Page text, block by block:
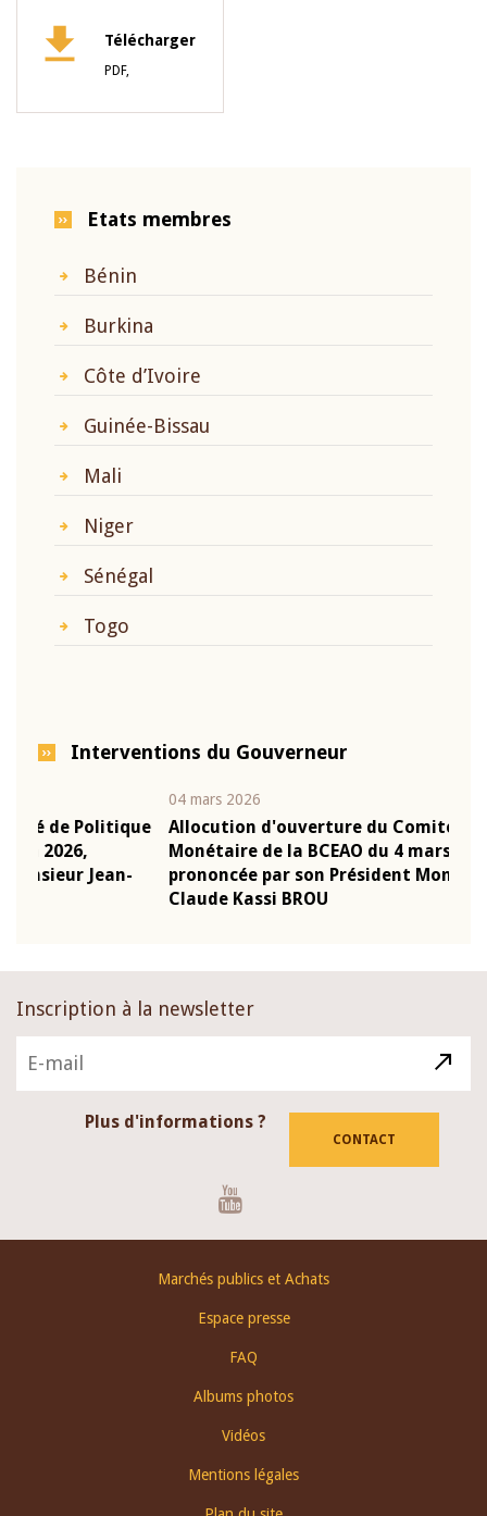
Télécharger
PDF,
Etats membres
Bénin
Burkina
Côte d’Ivoire
Guinée-Bissau
Mali
Niger
Sénégal
Togo
Interventions du Gouverneur
Allocution d'ouverture du Comité de Politique
Monétaire de la BCEAO du 4 mars 2026,
prononcée par son Président Monsieur Jean-
Claude Kassi BROU
Inscription à la newsletter
Plus d'informations ?
CONTACT
Marchés publics et Achats
Espace presse
FAQ
Albums photos
Vidéos
Mentions légales